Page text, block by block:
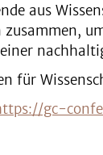
aus
für
gc-